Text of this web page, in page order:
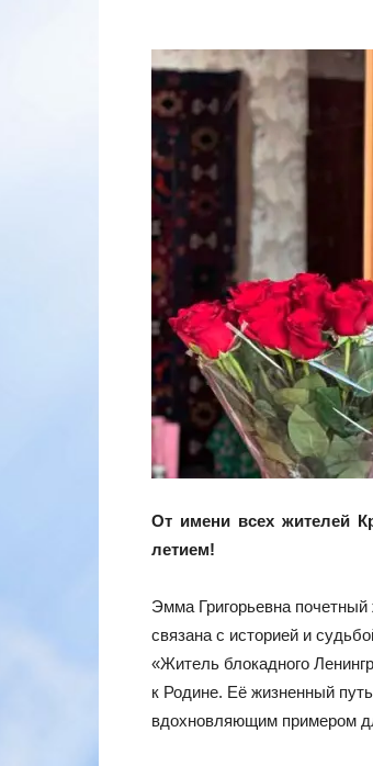
От имени всех жителей
летием!
Эмма Григорьевна
связана с историей и
«Житель блокадного
к Родине. Её жизненный
вдохновляющим примером